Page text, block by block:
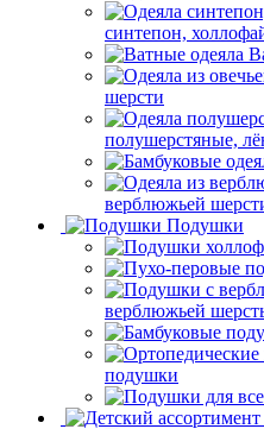
синтепон,
шерсти
полушерстяные,
верблюжьей
Подушки
верблюжьей
подушки